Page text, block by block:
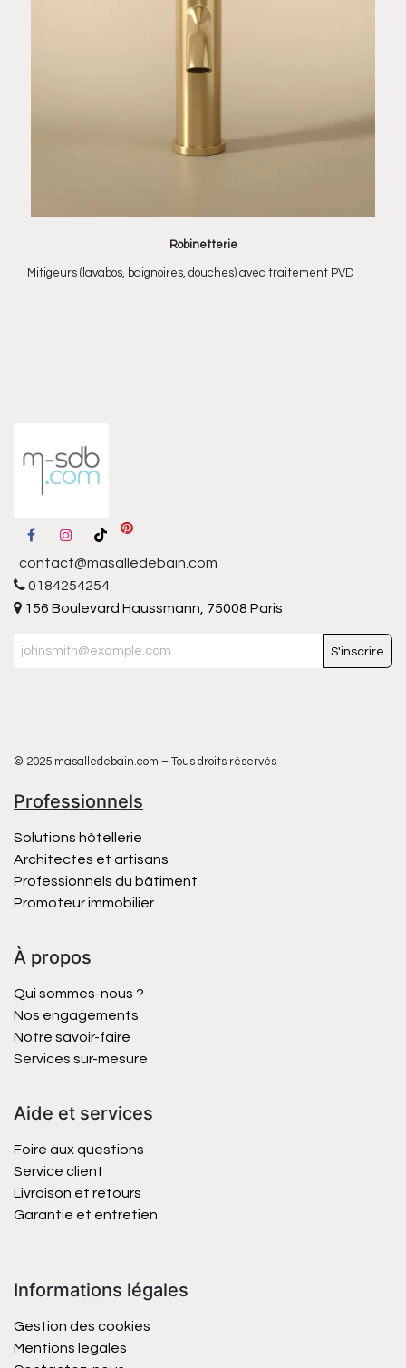
Robinetterie
Mitigeurs (lavabos, baignoires, douches) avec traitement PVD
contact@masalledebain.com
0184254254
156 Boulevard Haussmann, 75008 Paris
S'inscrire
© 2025 masalledebain.com – Tous droits réservés
Professionnels
Solutions hôtellerie
Architectes et artisans
Professionnels du bâtiment
Promoteur immobilier
À propos
Qui sommes-nous ?
Nos engagements
Notre savoir-faire
Services sur-mesure
Aide et services
Foire aux questions
Service client
Livraison et retours
Garantie et entretien
Informations légales
Gestion des cookies
Mentions légales